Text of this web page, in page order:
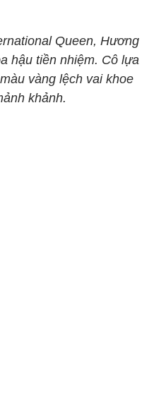
Queen, Hương
hậu tiền nhiệm. Cô lựa
vàng lệch vai khoe
khảnh.